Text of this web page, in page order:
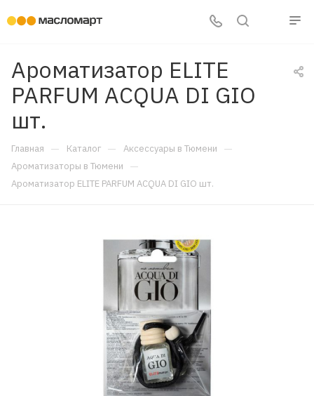
Ароматизатор ELITE
PARFUM ACQUA DI GIO
шт.
Главная — Каталог — Аксессуары в Тюмени —
Ароматизаторы в Тюмени —
Ароматизатор ELITE PARFUM ACQUA DI GIO шт.